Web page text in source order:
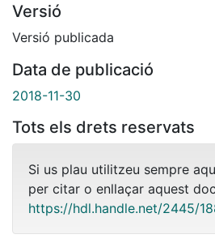
Versió
Versió publicada
Data de publicació
2018-11-30
Tots els drets reservats
Si us plau utilitzeu sempre
per citar o enllaçar aquest
https://hdl.handle.net/2445/